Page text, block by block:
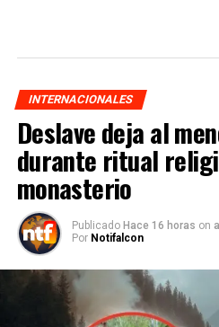
INTERNACIONALES
Deslave deja al
durante ritual
monasterio
Publicado Hace 16 horas on
Por Notifalcon